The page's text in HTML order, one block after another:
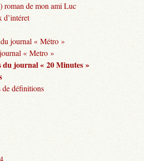
roman de mon ami Luc
d’intéret
journal « Métro »
« Metro »
du journal « 20 Minutes »
définitions